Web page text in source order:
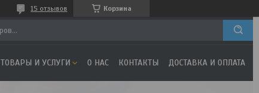
Корзина
15 отзывов
ТОВАРЫ И УСЛУГИ О НАС КОНТАКТЫ ДОСТАВКА И ОПЛАТА